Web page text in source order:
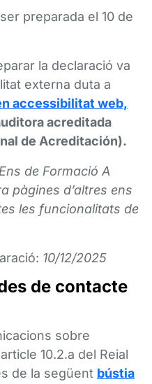
preparada el 10 de
la declaració va
externa duta a
accessibilitat web,
acreditada
de Acreditación).
de Formació A
pàgines d’altres ens
les funcionalitats de
10/12/2025
de contacte
sobre
10.2.a del Reial
de la següent bústia